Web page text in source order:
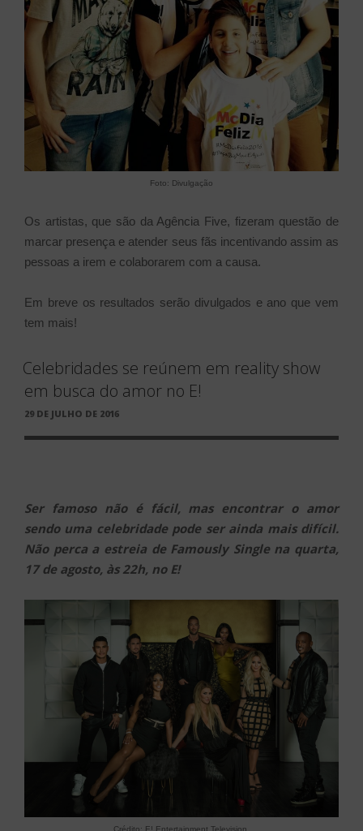
Foto: Divulgação
Os artistas, que são da Agência Five, fizeram questão de
marcar presença e atender seus fãs incentivando assim as
pessoas a irem e colaborarem com a causa.
Em breve os resultados serão divulgados e ano que vem
tem mais!
Celebridades se reúnem em reality show
em busca do amor no E!
PUBLICADO
29 DE JULHO DE 2016
Ser famoso não é fácil, mas encontrar o amor
sendo uma celebridade pode ser ainda mais difícil.
Não perca a estreia de Famously Single na quarta,
17 de agosto, às 22h, no E!
Crédito: E! Entertainment Television